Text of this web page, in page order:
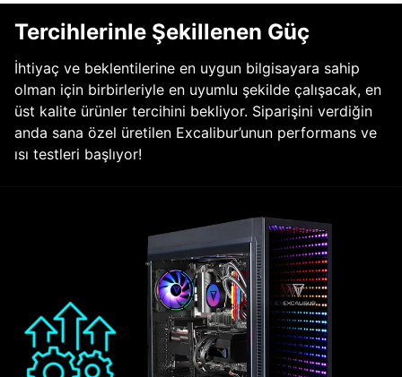
Tercihlerinle Şekillenen Güç
İhtiyaç ve beklentilerine en uygun bilgisayara sahip
olman için birbirleriyle en uyumlu şekilde çalışacak, en
üst kalite ürünler tercihini bekliyor. Siparişini verdiğin
anda sana özel üretilen Excalibur’unun performans ve
ısı testleri başlıyor!